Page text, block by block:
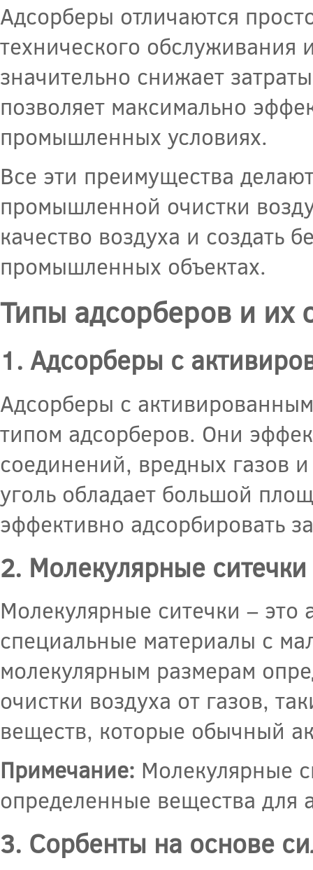
Адсорберы отличаются
технического
значительно снижает
позволяет максимально
промышленных условиях.
Все эти преимущества
промышленной очистки
качество воздуха и создать
промышленных объектах.
Типы адсорберов и их
1. Адсорберы с
Адсорберы с
типом адсорберов. Они
соединений, вредных газов
уголь обладает большой
эффективно адсорбировать
2. Молекулярные ситечки
Молекулярные ситечки – это
специальные материалы с
молекулярным размерам
очистки воздуха от газов,
веществ, которые обычный
Примечание: Молекулярные
определенные вещества для
3. Сорбенты на основе